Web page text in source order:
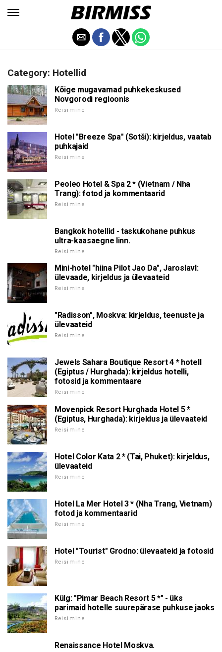
Category: Hotellid
Kõige mugavamad puhkekeskused
Novgorodi regioonis
Reisimine
Hotel "Breeze Spa" (Sotši): kirjeldus, vaatab
puhkajaid
Reisimine
Peoleo Hotel & Spa 2 * (Vietnam / Nha
Trang): fotod ja kommentaarid
Reisimine
Bangkok hotellid - taskukohane puhkus
ultra-kaasaegne linn.
Reisimine
Mini-hotel "hiina Pilot Jao Da", Jaroslavl:
ülevaade, kirjeldus ja ülevaateid
Reisimine
"Radisson", Moskva: kirjeldus, teenuste ja
ülevaateid
Reisimine
Jewels Sahara Boutique Resort 4 * hotell
(Egiptus / Hurghada): kirjeldus hotelli,
fotosid ja kommentaare
Reisimine
Movenpick Resort Hurghada Hotel 5 *
(Egiptus, Hurghada): kirjeldus ja ülevaateid
Reisimine
Hotel Color Kata 2 * (Tai, Phuket): kirjeldus,
ülevaateid
Reisimine
Hotel La Mer Hotel 3 * (Nha Trang, Vietnam)
fotod ja kommentaarid
Reisimine
Hotel "Tourist" Grodno: ülevaateid ja fotosid
Reisimine
Külg: "Pimar Beach Resort 5 *" - üks
parimaid hotelle suurepärase puhkuse jaoks
Reisimine
Renaissance Hotel Moskva.